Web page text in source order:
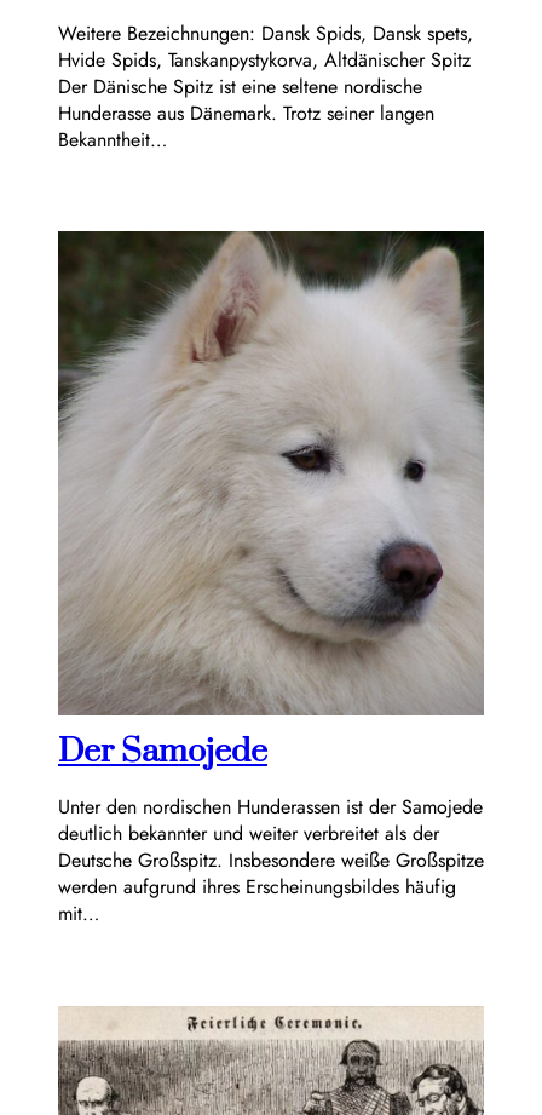
Weitere Bezeichnungen: Dansk Spids, Dansk spets,
Hvide Spids, Tanskanpystykorva, Altdänischer Spitz
Der Dänische Spitz ist eine seltene nordische
Hunderasse aus Dänemark. Trotz seiner langen
Bekanntheit…
Der Samojede
Unter den nordischen Hunderassen ist der Samojede
deutlich bekannter und weiter verbreitet als der
Deutsche Großspitz. Insbesondere weiße Großspitze
werden aufgrund ihres Erscheinungsbildes häufig
mit…